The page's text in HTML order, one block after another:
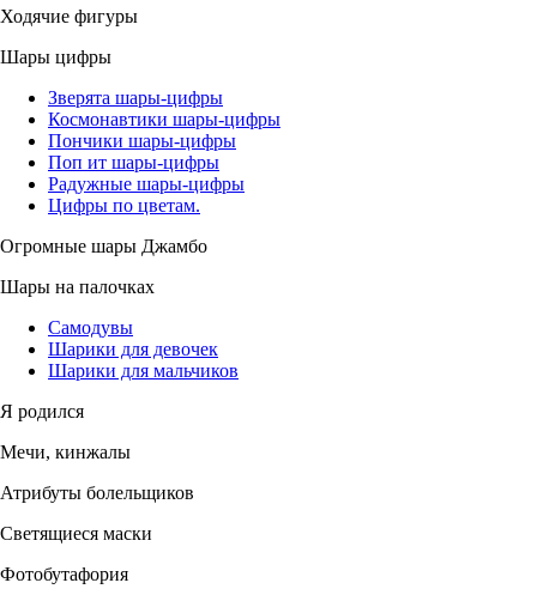
Ходячие фигуры
Шары цифры
Зверята шары-цифры
Космонавтики шары-цифры
Пончики шары-цифры
Поп ит шары-цифры
Радужные шары-цифры
Цифры по цветам.
Огромные шары Джамбо
Шары на палочках
Самодувы
Шарики для девочек
Шарики для мальчиков
Я родился
Мечи, кинжалы
Атрибуты болельщиков
Светящиеся маски
Фотобутафория